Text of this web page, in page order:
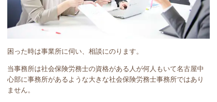
困った時は事業所に伺い、相談にのります。
当事務所は社会保険労務士の資格がある人が何人もいて名古屋中
心部に事務所があるような大きな社会保険労務士事務所ではあり
ません。